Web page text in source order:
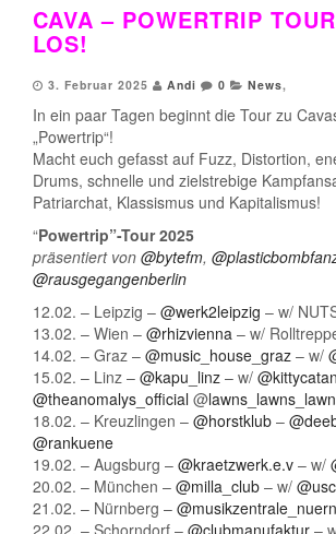
CAVA – POWERTRIP
LOS!
3. Februar 2025 Andi 0 News,
In ein paar Tagen beginnt die Tour zu
„Powertrip“!
Macht euch gefasst auf Fuzz, Distortion,
Drums, schnelle und zielstrebige
Patriarchat, Klassismus und Kapitalismus!
“Powertrip”-Tour 2025
präsentiert von @bytefm,
@rausgegangenberlin
12.02. – Leipzig – @werk2leipzig – w/
13.02. – Wien – @rhizvienna – w/
14.02. – Graz – @music_house_graz – w/
15.02. – Linz – @kapu_linz – w/
@theanomalys_official @
18.02. – Kreuzlingen – @horstklub –
@rankuene
19.02. – Augsburg – @kraetzwerk.e.v – w/
20.02. – München – @milla_club – w/
21.02. – Nürnberg –
22.02. – Schorndorf – @clubmanufaktur –